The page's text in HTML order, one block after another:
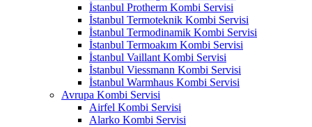
İstanbul Protherm Kombi Servisi
İstanbul Termoteknik Kombi Servisi
İstanbul Termodinamik Kombi Servisi
İstanbul Termoakım Kombi Servisi
İstanbul Vaillant Kombi Servisi
İstanbul Viessmann Kombi Servisi
İstanbul Warmhaus Kombi Servisi
Avrupa Kombi Servisi
Airfel Kombi Servisi
Alarko Kombi Servisi